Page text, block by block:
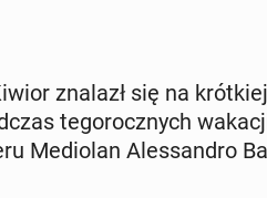
znalazł się na
te­go­rocz­nych
Me­dio­lan Ales­san­dro